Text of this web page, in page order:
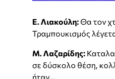
Ε. Λιακούλη:Θα τον
Τραμπουκισμός
Μ. Λαζαρίδης:
σε δύσκολο θέση,
ήταν…